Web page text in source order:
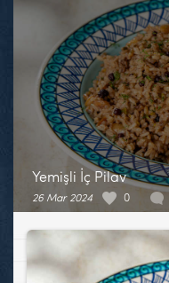
Yemişli İç Pilav
26 Mar 2024 0